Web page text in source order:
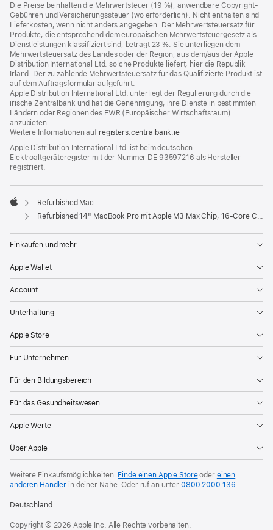
Die Preise beinhalten die Mehrwertsteuer (19 %), anwendbare Copyright-
Gebühren und Versicherungssteuer (wo erforderlich). Nicht enthalten sind
Lieferkosten, wenn nicht anders angegeben. Der Mehrwertsteuersatz für
Produkte, die entsprechend dem europäischen Mehrwertsteuergesetz als
Dienstleistungen klassifiziert sind, beträgt 23 %. Sie unterliegen dem
Mehrwertsteuersatz des Landes oder der Region, aus dem/aus der Apple
Distribution International Ltd. solche Produkte liefert, hier die Republik
Irland. Der zu zahlende Mehrwertsteuersatz für das Qualifizierte Produkt ist
auf dem Auftragsformular aufgeführt.
Apple Distribution International Ltd. unterliegt der Regulierung durch die
irische Zentralbank und hat die Genehmigung, ihre Dienste in bestimmten
Ländern oder Regionen des EWR (Europäischer Wirtschaftsraum)
anzubieten.
Weitere Informationen auf registers.centralbank.ie
Apple Distribution International Ltd. ist beim deutschen
Elektroaltgeräteregister mit der Nummer DE 93597216 als Hersteller
registriert.
Apple
Refurbished Mac
Refurbished 14" MacBook Pro mit Apple M3 Max Chip, 16‑Core CPU und 40‑Core GPU - Space Schwarz
Einkaufen und mehr
Apple Wallet
Account
Unterhaltung
Apple Store
Für Unternehmen
Für den Bildungsbereich
Für das Gesundheitswesen
Apple Werte
Über Apple
Weitere Einkaufsmöglichkeiten: Finde einen Apple Storeoder einen
anderen Händler in deiner Nähe. Oder ruf an unter0800 2000 136.
Deutschland
Copyright © 2026 Apple Inc. Alle Rechte vorbehalten.